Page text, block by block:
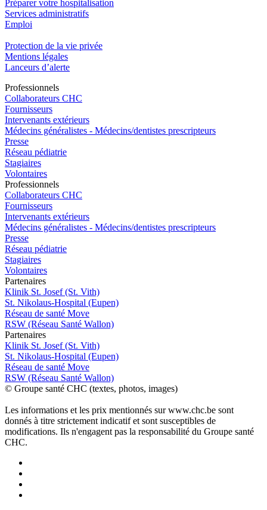
Préparer votre hospitalisation
Services administratifs
Emploi​
Protection de la vie privée
Mentions légales
Lanceurs d’alerte
Professionnels
Collaborateurs CHC
Fournisseurs
Intervenants extérieurs
Médecins généralistes - Médecins/dentistes prescripteurs
Presse
Réseau pédiatrie
Stagiaires
Volontaires
Professionnels
Collaborateurs CHC
Fournisseurs
Intervenants extérieurs
Médecins généralistes - Médecins/dentistes prescripteurs
Presse
Réseau pédiatrie
Stagiaires
Volontaires
Partenaires
Klinik St. Josef (St. Vith)
St. Nikolaus-Hospital (Eupen)
Réseau de santé Move
RSW (Réseau Santé Wallon)
Partenaires
Klinik St. Josef (St. Vith)
St. Nikolaus-Hospital (Eupen)
Réseau de santé Move
RSW (Réseau Santé Wallon)
© Groupe santé CHC (textes, photos, images)
Les informations et les prix mentionnés sur www.chc.be sont
donnés à titre strictement indicatif et sont susceptibles de
modifications. Ils n'engagent pas la responsabilité du Groupe santé
CHC.